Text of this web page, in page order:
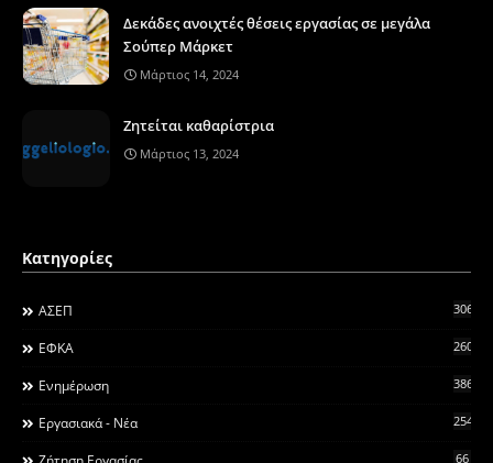
Δεκάδες ανοιχτές θέσεις εργασίας σε μεγάλα
Σούπερ Μάρκετ
Μάρτιος 14, 2024
Ζητείται καθαρίστρια
Μάρτιος 13, 2024
Κατηγορίες
ΑΣΕΠ 306
ΕΦΚΑ 260
Ενημέρωση 3868
Εργασιακά - Νέα 2546
66